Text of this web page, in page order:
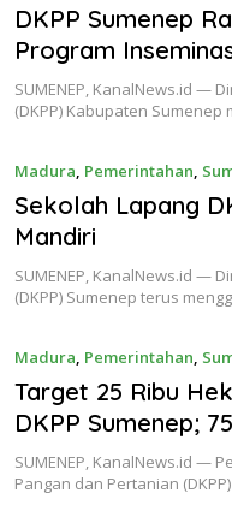
DKPP Sumenep
Program
SUMENEP, KanalNews.id —
(DKPP) Kabupaten
Madura, Pemerintahan,
Sekolah Lapang
Mandiri
SUMENEP, KanalNews.id —
(DKPP) Sumenep terus
Madura, Pemerintahan,
Target 25 Ribu
DKPP Sumenep;
SUMENEP, KanalNews.id —
Pangan dan Pertanian